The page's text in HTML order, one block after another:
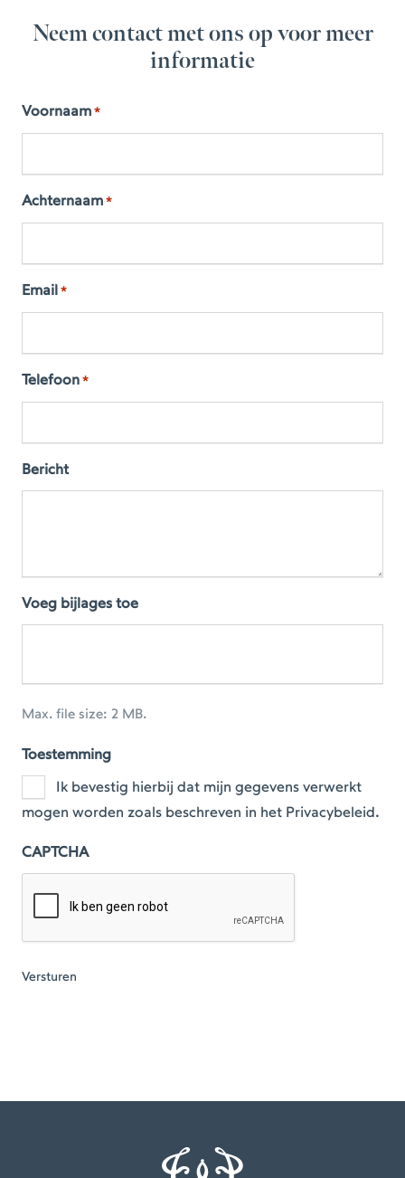
Neem contact met ons op voor meer
informatie
Voornaam *
Achternaam *
Email *
Telefoon *
Bericht
Voeg bijlages toe
Max. file size: 2 MB.
Toestemming
Ik bevestig hierbij dat mijn gegevens verwerkt
mogen worden zoals beschreven in het Privacybeleid.
CAPTCHA